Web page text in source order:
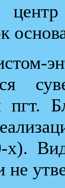
пгт.
х).
не